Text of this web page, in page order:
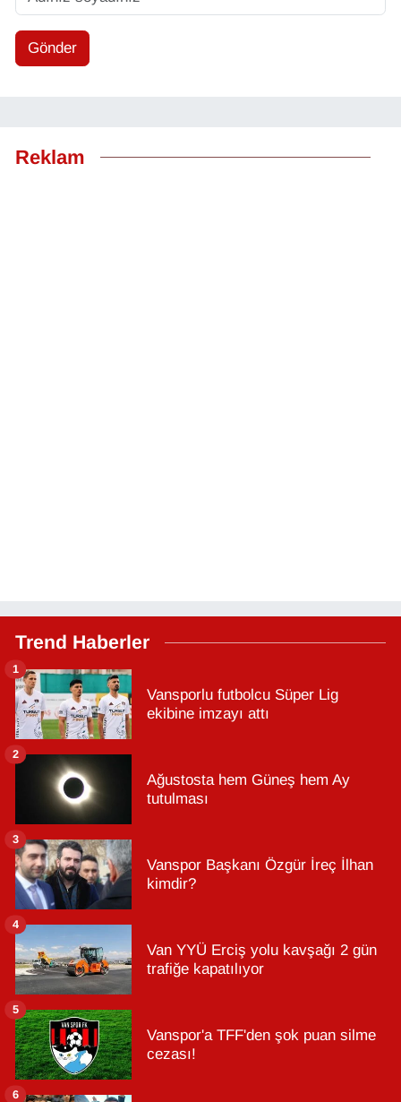
Gönder
Reklam
Trend Haberler
Vansporlu futbolcu Süper Lig
ekibine imzayı attı
1
Ağustosta hem Güneş hem Ay
tutulması
2
Vanspor Başkanı Özgür İreç İlhan
kimdir?
3
Van YYÜ Erciş yolu kavşağı 2 gün
trafiğe kapatılıyor
4
Vanspor'a TFF'den şok puan silme
cezası!
5
6